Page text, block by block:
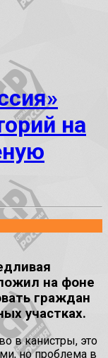
на
на фоне
граждан
участках.
в канистры, это
но проблема в